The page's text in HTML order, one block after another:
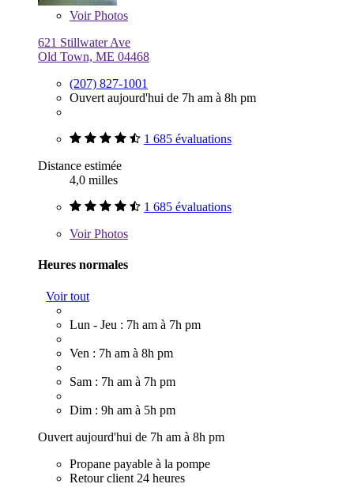
VoirPhotos
621 Stillwater Ave
Old Town, ME 04468
(207) 827-1001
Ouvert aujourd'hui de 7h am à 8h pm
1 685 évaluations
Distance estimée
4,0 milles
1 685 évaluations
VoirPhotos
Heures normales
Voir tout
Lun - Jeu : 7h am à 7h pm
Ven : 7h am à 8h pm
Sam : 7h am à 7h pm
Dim : 9h am à 5h pm
Ouvert aujourd'hui de 7h am à 8h pm
Propane payable à la pompe
Retour client 24 heures